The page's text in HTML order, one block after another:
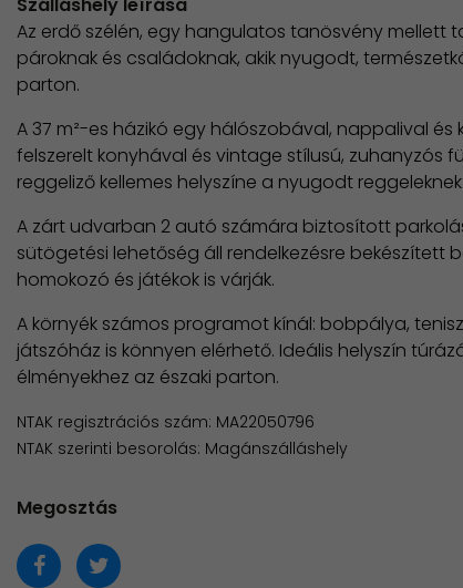
Az erdő szélén, egy hangulatos tanösvény
pároknak és családoknak, akik nyugodt,
parton.
A 37 m²-es házikó egy hálószobával, nappalival
felszerelt konyhával és vintage stílusú, zuhanyzós
reggeliző kellemes helyszíne a nyugodt reggeleknek.
A zárt udvarban 2 autó számára biztosított
sütögetési lehetőség áll rendelkezésre bekészített
homokozó és játékok is várják.
A környék számos programot kínál: bobpálya,
játszóház is könnyen elérhető. Ideális helyszín
élményekhez az északi parton.
NTAK regisztrációs szám: MA22050796
NTAK szerinti besorolás: Magánszálláshely
Megosztás